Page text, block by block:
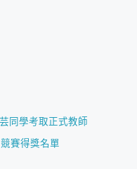
同學考取正式教師
賽得獎名單